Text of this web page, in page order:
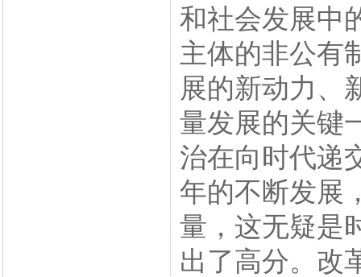
和社会发展中
主体的非公有
展的新动力、
量发展的关键
治在向时代递
年的不断发展
量，这无疑是
出了高分。改